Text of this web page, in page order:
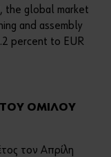
the global market
and assembly
percent to EUR
ΟΜΙΛΟΥ
τον Απρίλη